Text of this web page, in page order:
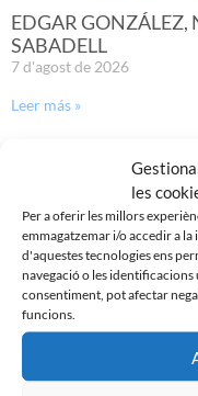
les
Per a oferir les millors
emmagatzemar i/o accedir a
d'aquestes tecnologies ens
navegació o les
consentiment, pot afectar
funcions.
EDGAR GONZÁLEZ,
SABADELL
7 d'agost de 2026
Leer más »